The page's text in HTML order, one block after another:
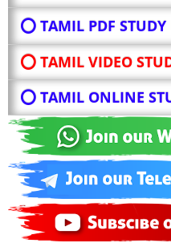
⭕ TAMIL PDF
⭕ TAMIL VIDEO
⭕ TAMIL ONLINE